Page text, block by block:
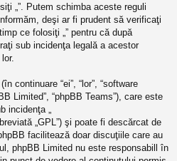
„”. Putem schimba aceste reguli
deşi ar fi prudent să verificaţi
ce folosiţi „” pentru că după
sub incidenţa legală a acestor
continuare “ei”, “lor”, “software
Limited”, “phpBB Teams”), care este
incidenţa „
„GPL”) şi poate fi descărcat de
facilitează doar discuţiile care au
phpBB Limited nu este responsabill în